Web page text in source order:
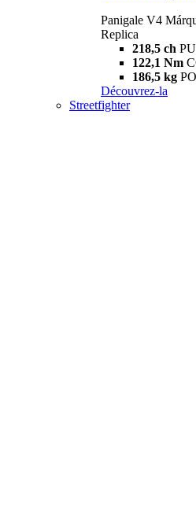
Panigale V4
Replica
218,5 ch
122,1 Nm
186,5 kg
Découvrez-la
Streetfighter